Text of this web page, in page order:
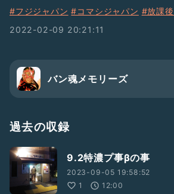
#フジジャパン #コマシジャパン #放課
2022-02-09 20:21:11
バン魂メモリーズ
過去の収録
9.2特濃プ事βの事
2023-09-05 19:58:52
1
12:00